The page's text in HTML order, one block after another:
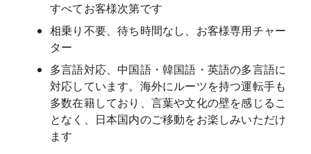
すべてお客様次第です
相乗り不要、待ち時間なし、お客様専用チャー
ター
多言語対応、中国語・韓国語・英語の多言語に
対応しています。海外にルーツを持つ運転手も
多数在籍しており、言葉や文化の壁を感じるこ
となく、日本国内のご移動をお楽しみいただけ
ます